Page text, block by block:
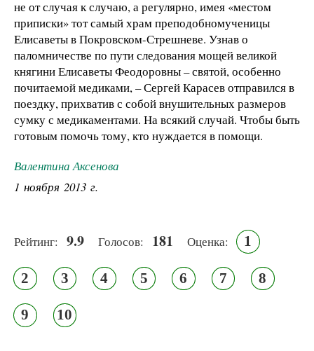
не от случая к случаю, а регулярно, имея «местом
приписки» тот самый храм преподобномученицы
Елисаветы в Покровском-Стрешневе. Узнав о
паломничестве по пути следования мощей великой
княгини Елисаветы Феодоровны – святой, особенно
почитаемой медиками, – Сергей Карасев отправился в
поездку, прихватив с собой внушительных размеров
сумку с медикаментами. На всякий случай. Чтобы быть
готовым помочь тому, кто нуждается в помощи.
Валентина Аксенова
1 ноября 2013 г.
Рейтинг: 9.9 Голосов: 181 Оценка: 1
2 3 4 5 6 7 8
9 10